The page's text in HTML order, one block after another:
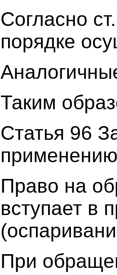
Согласно
порядке
Таким
Статья 96
Право на
вступает в
При